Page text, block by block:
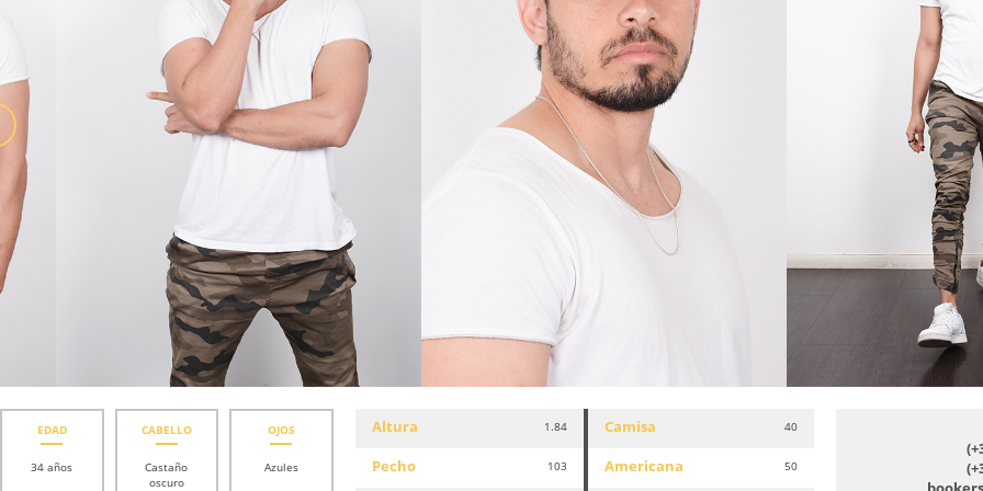
EDAD
34 años
CABELLO
Castaño
oscuro
OJOS
Azules
Altura 1.84
Pecho 103
Camisa 40
Americana 50